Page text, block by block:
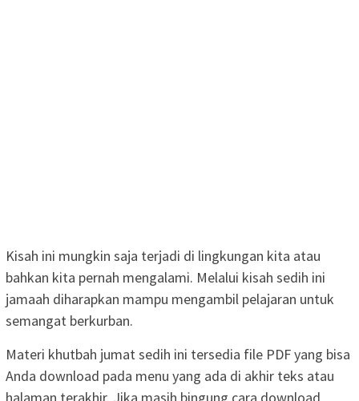
Kisah ini mungkin saja terjadi di lingkungan kita atau
bahkan kita pernah mengalami. Melalui kisah sedih ini
jamaah diharapkan mampu mengambil pelajaran untuk
semangat berkurban.
Materi khutbah jumat sedih ini tersedia file PDF yang bisa
Anda download pada menu yang ada di akhir teks atau
halaman terakhir. Jika masih bingung cara download